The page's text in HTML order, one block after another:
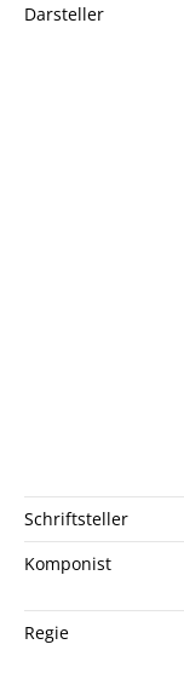
Darsteller
Schriftsteller
Komponist
Regie